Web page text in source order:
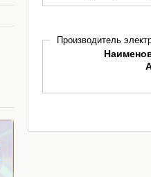
Производитель